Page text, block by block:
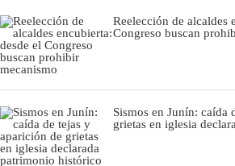
Reelección de alcaldes
Congreso buscan
Sismos en Junín: caída
grietas en iglesia